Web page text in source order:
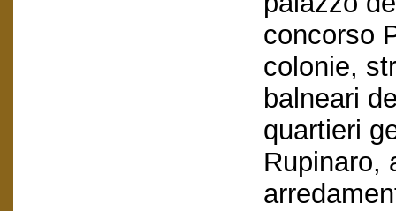
concorso
colonie,
balneari
quartieri
Rupinaro,